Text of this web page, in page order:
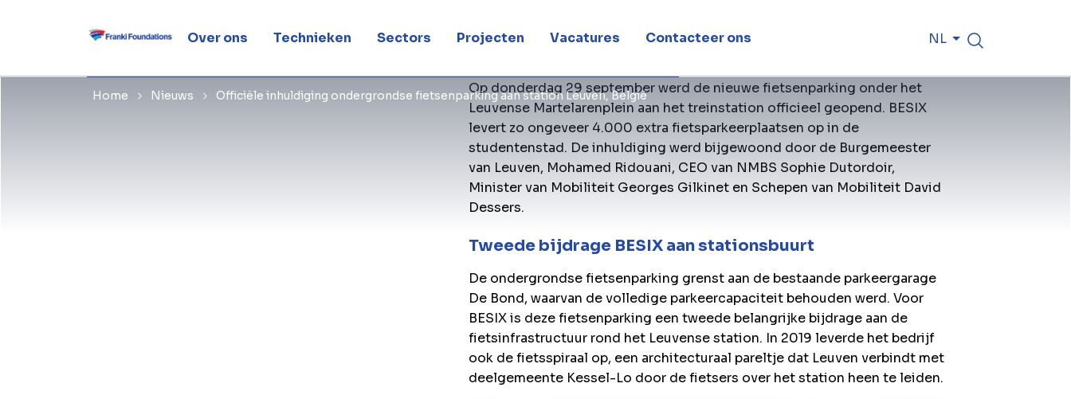
Over ons Technieken Sectors Projecten Vacatures Contacteer ons NL
Home Nieuws Officiële inhuldiging ondergrondse fietsenparking aan station Leuven, België
station Leuven, België
Op donderdag 29 september werd de nieuwe fietsenparking onder het
Leuvense Martelarenplein aan het treinstation officieel geopend. BESIX
levert zo ongeveer 4.000 extra fietsparkeerplaatsen op in de
studentenstad. De inhuldiging werd bijgewoond door de Burgemeester
van Leuven, Mohamed Ridouani, CEO van NMBS Sophie Dutordoir,
Minister van Mobiliteit Georges Gilkinet en Schepen van Mobiliteit David
Dessers.
Tweede bijdrage BESIX aan stationsbuurt
De ondergrondse fietsenparking grenst aan de bestaande parkeergarage
De Bond, waarvan de volledige parkeercapaciteit behouden werd. Voor
BESIX is deze fietsenparking een tweede belangrijke bijdrage aan de
fietsinfrastructuur rond het Leuvense station. In 2019 leverde het bedrijf
ook de fietsspiraal op, een architecturaal pareltje dat Leuven verbindt met
deelgemeente Kessel-Lo door de fietsers over het station heen te leiden.